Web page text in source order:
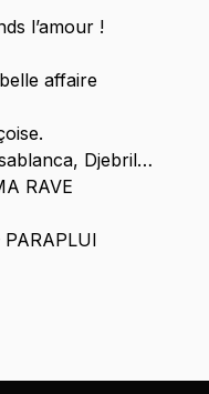
l’amour !
affaire
Djebril…
RAVE